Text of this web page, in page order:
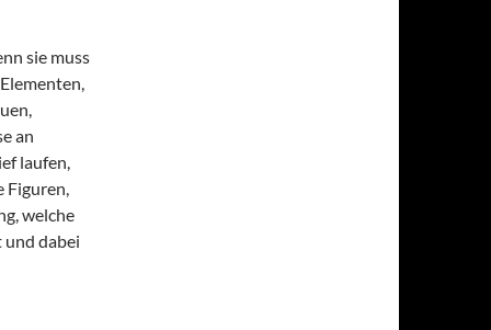
sie muss
an
laufen,
Figuren,
welche
und dabei